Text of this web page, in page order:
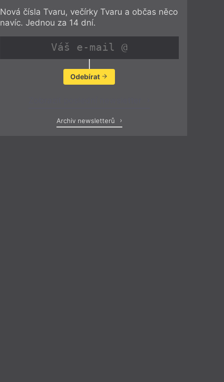
Nová čísla Tvaru, večírky Tvaru a občas něco
navíc. Jednou za 14 dní.
Odebírat
Archiv newsletterů